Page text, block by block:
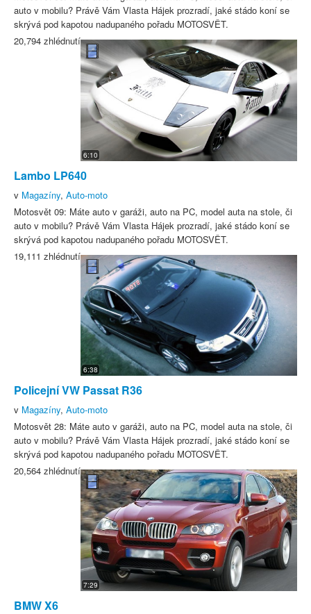
auto v mobilu? Právě Vám Vlasta Hájek prozradí, jaké stádo koní se
skrývá pod kapotou nadupaného pořadu MOTOSVĚT.
20,794 zhlédnutí
6:10
Lambo LP640
v Magazíny, Auto-moto
Motosvět 09: Máte auto v garáži, auto na PC, model auta na stole, či
auto v mobilu? Právě Vám Vlasta Hájek prozradí, jaké stádo koní se
skrývá pod kapotou nadupaného pořadu MOTOSVĚT.
19,111 zhlédnutí
6:38
Policejní VW Passat R36
v Magazíny, Auto-moto
Motosvět 28: Máte auto v garáži, auto na PC, model auta na stole, či
auto v mobilu? Právě Vám Vlasta Hájek prozradí, jaké stádo koní se
skrývá pod kapotou nadupaného pořadu MOTOSVĚT.
20,564 zhlédnutí
7:29
BMW X6